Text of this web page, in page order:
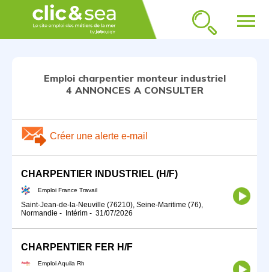
menu
Emploi charpentier monteur industriel
4 ANNONCES A CONSULTER
Créer une alerte e-mail
CHARPENTIER INDUSTRIEL (H/F)
Emploi France Travail
Saint-Jean-de-la-Neuville (76210), Seine-Maritime (76),
Normandie - Intérim - 31/07/2026
CHARPENTIER FER H/F
Emploi Aquila Rh